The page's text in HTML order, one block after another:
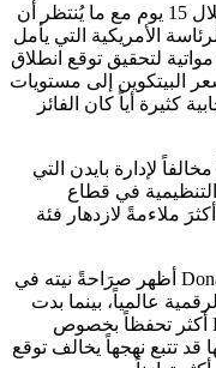
يتماشى توقع انطلاق البيتكوين للارتفاع خلال 15 يوم مع ما يُنتظر أن
الأمريكية التي يأمل
لتحقيق توقع انطلاق
15 يوم ووصول سعر البيتكوين إلى مستويات
كثيرة أياً كان الفائز
لإدارة بايدن التي
في قطاع
ملاءمةً لازدهار فئة
فالرئيس السابق دونالد ترامب Donald Trump أظهر صرَاحةً نيته في
عالمياً، بينما بدت
نائبة الرئيس كامالا هاريس Kamala Harris أكثر تحفظاً بخصوص
قد تتبع نهجهاً يخالف توقع